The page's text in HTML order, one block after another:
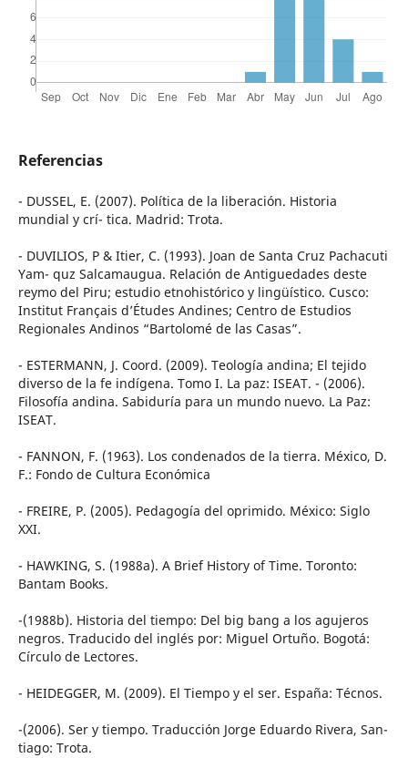
Referencias
- DUSSEL, E. (2007). Política de la liberación. Historia
mundial y crí- tica. Madrid: Trota.
- DUVILIOS, P & Itier, C. (1993). Joan de Santa Cruz Pachacuti
Yam- quz Salcamaugua. Relación de Antiguedades deste
reymo del Piru; estudio etnohistórico y lingüístico. Cusco:
Institut Français d’Études Andines; Centro de Estudios
Regionales Andinos “Bartolomé de las Casas”.
- ESTERMANN, J. Coord. (2009). Teología andina; El tejido
diverso de la fe indígena. Tomo I. La paz: ISEAT. - (2006).
Filosofía andina. Sabiduría para un mundo nuevo. La Paz:
ISEAT.
- FANNON, F. (1963). Los condenados de la tierra. México, D.
F.: Fondo de Cultura Económica
- FREIRE, P. (2005). Pedagogía del oprimido. México: Siglo
XXI.
- HAWKING, S. (1988a). A Brief History of Time. Toronto:
Bantam Books.
-(1988b). Historia del tiempo: Del big bang a los agujeros
negros. Traducido del inglés por: Miguel Ortuño. Bogotá:
Círculo de Lectores.
- HEIDEGGER, M. (2009). El Tiempo y el ser. España: Técnos.
-(2006). Ser y tiempo. Traducción Jorge Eduardo Rivera, San-
tiago: Trota.